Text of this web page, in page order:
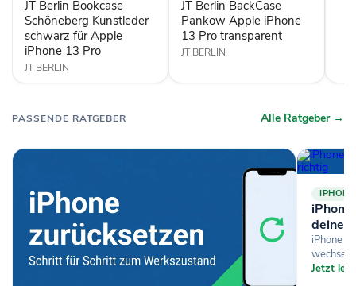
für
Apple
iPhone
13
Pro
JT Berlin Bookcase
Schöneberg Kunstleder
schwarz für Apple
iPhone 13 Pro
JT BERLIN
13
Pro
transparent
JT Berlin BackCase
Pankow Apple iPhone
13 Pro transparent
JT BERLIN
PASSENDE RATGEBER Alle Ratgeber →
IPHONE
deine
iPhone
Jetzt